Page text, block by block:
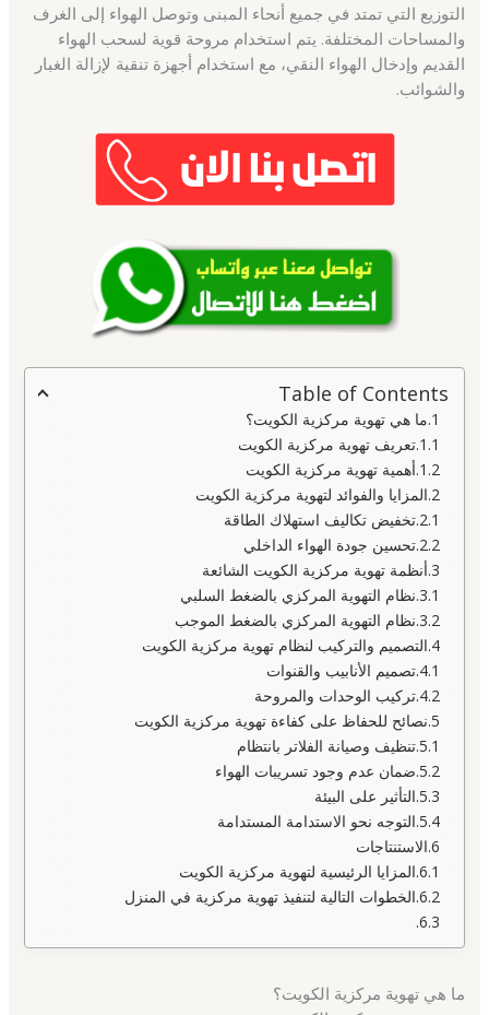
التوزيع التي تمتد في جميع أنحاء المبنى وتوصل الهواء إلى الغرف
والمساحات المختلفة. يتم استخدام مروحة قوية لسحب الهواء
القديم وإدخال الهواء النقي، مع استخدام أجهزة تنقية لإزالة الغبار
والشوائب.
Table of Contents
ما هي تهوية مركزية الكويت؟
تعريف تهوية مركزية الكويت
أهمية تهوية مركزية الكويت
المزايا والفوائد لتهوية مركزية الكويت
تخفيض تكاليف استهلاك الطاقة
تحسين جودة الهواء الداخلي
أنظمة تهوية مركزية الكويت الشائعة
نظام التهوية المركزي بالضغط السلبي
نظام التهوية المركزي بالضغط الموجب
التصميم والتركيب لنظام تهوية مركزية الكويت
تصميم الأنابيب والقنوات
تركيب الوحدات والمروحة
نصائح للحفاظ على كفاءة تهوية مركزية الكويت
تنظيف وصيانة الفلاتر بانتظام
ضمان عدم وجود تسريبات الهواء
التأثير على البيئة
التوجه نحو الاستدامة المستدامة
الاستنتاجات
المزايا الرئيسية لتهوية مركزية الكويت
الخطوات التالية لتنفيذ تهوية مركزية في المنزل
ما هي تهوية مركزية الكويت؟